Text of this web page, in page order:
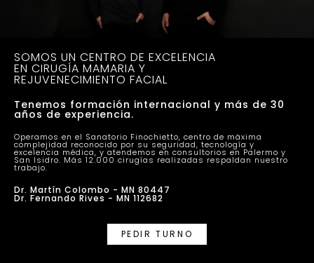
SOMOS UN CENTRO DE EXCELENCIA
EN CIRUGÍA MAMARIA Y
REJUVENECIMIENTO FACIAL
Tenemos formación internacional y más de 30
años de experiencia.
Operamos en el Sanatorio Finochietto, centro de máxima
complejidad reconocido por su seguridad, tecnología y
excelencia médica, y atendemos en consultorios en Palermo y
San Isidro. Más 12.000 cirugías realizadas respaldan nuestro
trabajo.
Dr. Martín Colombo - MN 80447
Dr. Fernando Rives - MN 112682
PEDIR TURNO